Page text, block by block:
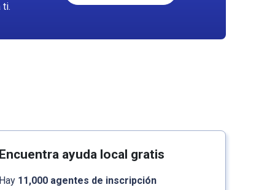
ti.
ayuda local gratis
11,000 agentes de inscripción